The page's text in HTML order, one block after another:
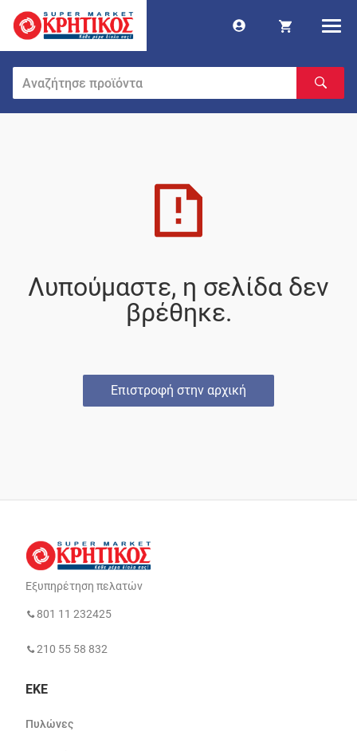
Λυπούμαστε, η σελίδα δεν
βρέθηκε.
Επιστροφή στην αρχική
Εξυπηρέτηση πελατών
801 11 232425
210 55 58 832
ΕΚΕ
Πυλώνες